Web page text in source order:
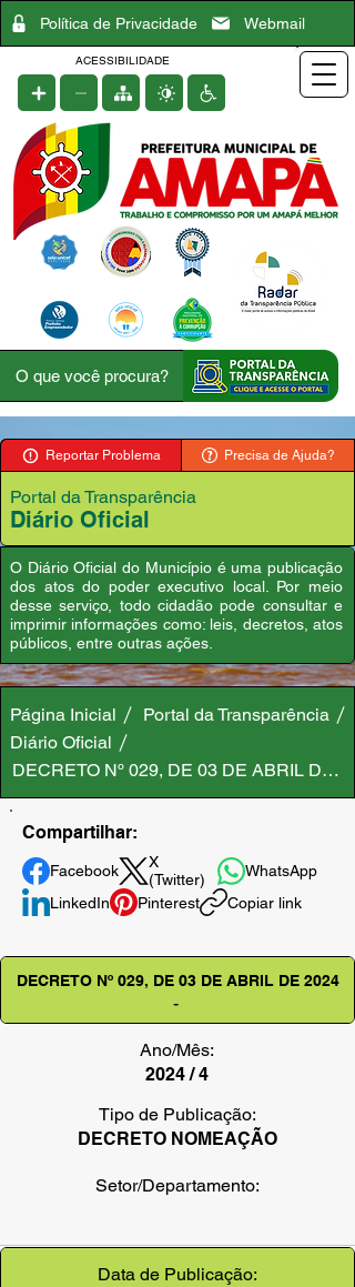
Política de Privacidade Webmail
ACESSIBILIDADE
Reportar Problema Precisa de Ajuda?
Portal da Transparência
Diário Oficial
O Diário Oficial do Município é uma publicação
dos atos do poder executivo local. Por meio
desse serviço, todo cidadão pode consultar e
imprimir informações como: leis, decretos, atos
públicos, entre outras ações.
Página Inicial
Portal da Transparência
Diário Oficial
DECRETO Nº 029, DE 03 DE ABRIL DE
Compartilhar:
Facebook
X
(Twitter)
WhatsApp
LinkedIn
Pinterest Copiar link
DECRETO Nº 029, DE 03 DE ABRIL DE 2024
-
Ano/Mês:
2024 / 4
Tipo de Publicação:
DECRETO NOMEAÇÃO
Setor/Departamento:
Data de Publicação: